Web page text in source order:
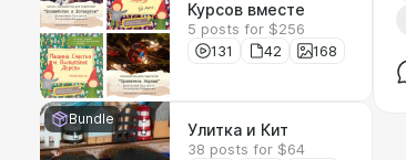
Курсов вместе
5 posts for $256
131
42 168
Bundle
Улитка и Кит
38 posts for $64